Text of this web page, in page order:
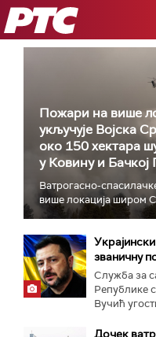
РТС
Пожари на више
укључује Војска
око 150 хектара
у Ковину и Бачкој
Ватрогасно-
више локација широм
званичну
Служба за
Републике
Вучић
Дочек